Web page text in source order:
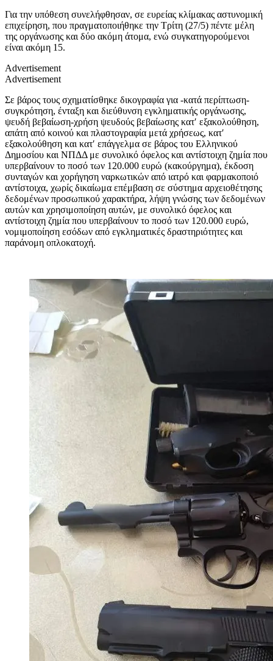
Για την υπόθεση συνελήφθησαν, σε ευρείας κλίμακας αστυνομική
επιχείρηση, που πραγματοποιήθηκε την Τρίτη (27/5) πέντε μέλη
της οργάνωσης και δύο ακόμη άτομα, ενώ συγκατηγορούμενοι
είναι ακόμη 15.
Advertisement
Advertisement
Σε βάρος τους σχηματίσθηκε δικογραφία για -κατά περίπτωση-
συγκρότηση, ένταξη και διεύθυνση εγκληματικής οργάνωσης,
ψευδή βεβαίωση-χρήση ψευδούς βεβαίωσης κατ′ εξακολούθηση,
απάτη από κοινού και πλαστογραφία μετά χρήσεως, κατ′
εξακολούθηση και κατ′ επάγγελμα σε βάρος του Ελληνικού
Δημοσίου και ΝΠΔΔ με συνολικό όφελος και αντίστοιχη ζημία που
υπερβαίνουν το ποσό των 120.000 ευρώ (κακούργημα), έκδοση
συνταγών και χορήγηση ναρκωτικών από ιατρό και φαρμακοποιό
αντίστοιχα, χωρίς δικαίωμα επέμβαση σε σύστημα αρχειοθέτησης
δεδομένων προσωπικού χαρακτήρα, λήψη γνώσης των δεδομένων
αυτών και χρησιμοποίηση αυτών, με συνολικό όφελος και
αντίστοιχη ζημία που υπερβαίνουν το ποσό των 120.000 ευρώ,
νομιμοποίηση εσόδων από εγκληματικές δραστηριότητες και
παράνομη οπλοκατοχή.